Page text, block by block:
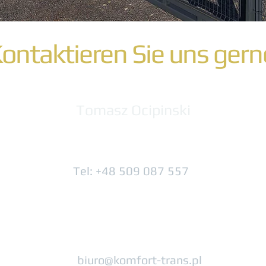
Sie uns
Tel: +48 509 087 557
biuro@komfort-trans.pl